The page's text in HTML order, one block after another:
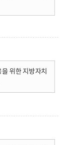
위한 지방자치